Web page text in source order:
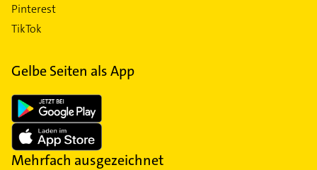
Pinterest
TikTok
Gelbe Seiten als App
Mehrfach ausgezeichnet